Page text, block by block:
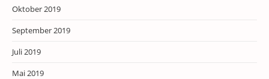
Oktober 2019
September 2019
Juli 2019
Mai 2019